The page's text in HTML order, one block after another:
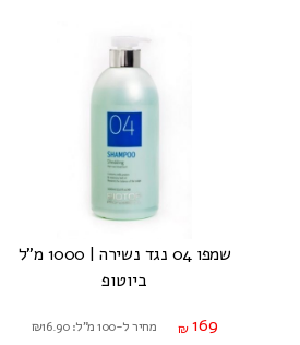
שמפו 04 נגד נשירה | 1000 מ"ל
ביוטופ
₪ 169 מחיר ל-100 מ"ל: ₪16.90